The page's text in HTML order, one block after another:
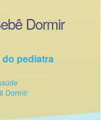
Dormir
pediatra
Dormir